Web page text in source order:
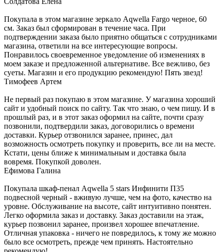
Покупала в этом магазине зеркало Aqwella Fargo черное, 60
см. Заказ был сформирован в течение часа. При
подтверждении заказа было приятно общаться с сотрудниками
магазина, ответили на все интересующие вопросы.
Понравилось своевременное уведомление об изменениях в
моем заказе и предложенной альтернативе. Все вежливо, без
суеты. Магазин и его продукцию рекомендую! Пять звезд!
Тимофеев Артем
Не первый раз покупаю в этом магазине. У магазина хороший
сайт и удобный поиск по сайту. Так что знаю, о чем пишу. И в
прошлый раз, и в этот заказ оформил на сайте, почти сразу
позвонили, подтвердили заказ, договорились о времени
доставки. Курьер отзвонился заранее, принес, дал
возможность осмотреть покупку и проверить, все ли на месте.
Кстати, цены ближе к минимальным и доставка была
вовремя. Покупкой доволен.
Ефимова Галина
Покупала шкаф-пенал Aqwella 5 stars Инфинити П35
подвесной черный - вживую лучше, чем на фото, качество на
уровне. Обслуживание на высоте, сайт интуитивно понятен.
Легко оформила заказ и доставку. Заказ доставили на этаж,
курьер позвонил заранее, произвел хорошее впечатление.
Отличная упаковка - ничего не повредилось, к тому же можно
было все осмотреть, прежде чем принять. Настоятельно